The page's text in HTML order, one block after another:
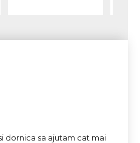
dornica sa ajutam cat mai